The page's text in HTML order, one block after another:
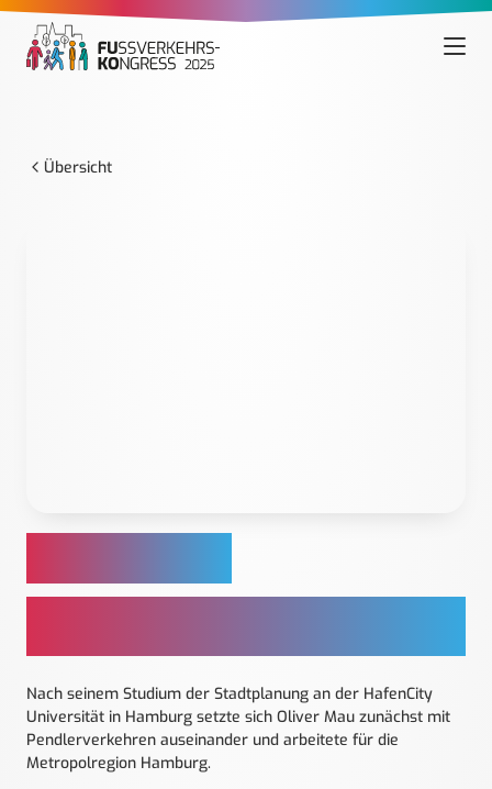
Übersicht
Nach seinem Studium der Stadtplanung an der HafenCity
Universität in Hamburg setzte sich Oliver Mau zunächst mit
Pendlerverkehren auseinander und arbeitete für die
Metropolregion Hamburg.